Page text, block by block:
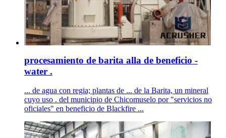
procesamiento de barita alla de beneficio -
water .
... de agua con regia; plantas de ... de la Barita, un mineral
cuyo uso . del municipio de Chicomuselo por "servicios no
oficiales" en beneficio de Blackfire ...